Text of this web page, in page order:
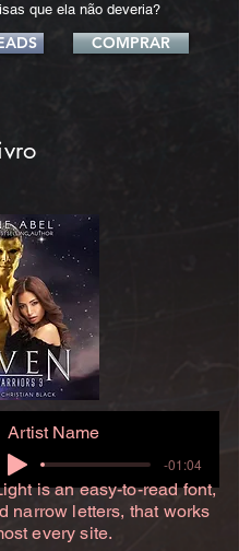
que ela não deveria?
COMPRAR
Artist Name
-01:04
is an easy-to-read font,
narrow letters, that works
every site.